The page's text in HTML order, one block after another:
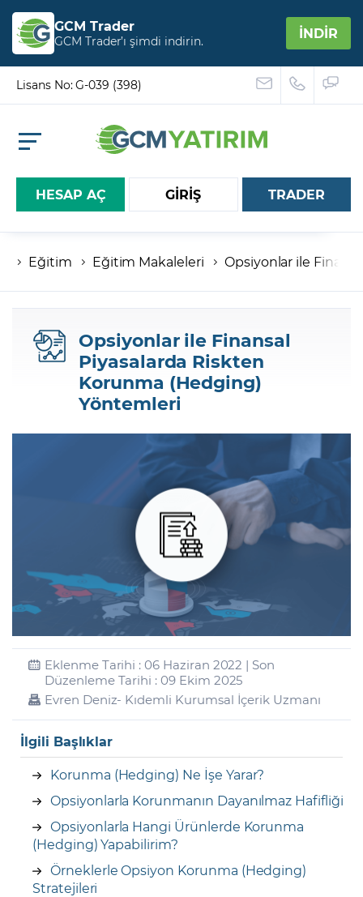
GCM Trader
GCM Trader’ı şimdi indirin. İNDİR
Lisans No: G-039 (398)
HESAP AÇ GİRİŞ
Hesap numaranız
Şifreniz
Şifremi Unuttum
TRADER
Eğitim Eğitim Makaleleri Opsiyonlar ile
Opsiyonlar ile Finansal
Piyasalarda Riskten
Korunma (Hedging)
Yöntemleri
Eklenme Tarihi : 06 Haziran 2022 | Son
Düzenleme Tarihi : 09 Ekim 2025
Evren Deniz- Kıdemli Kurumsal İçerik Uzmanı
İlgili Başlıklar
Korunma (Hedging) Ne İşe Yarar?
Opsiyonlarla Korunmanın Dayanılmaz Hafifliği
Opsiyonlarla Hangi Ürünlerde Korunma
(Hedging) Yapabilirim?
Örneklerle Opsiyon Korunma (Hedging)
Stratejileri